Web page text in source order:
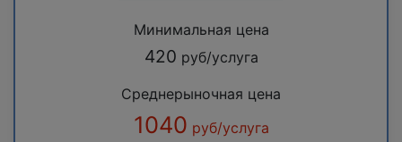
Минимальная цена
420 руб/услуга
Среднерыночная цена
1040 руб/услуга